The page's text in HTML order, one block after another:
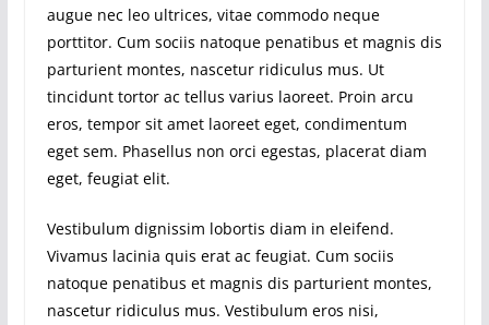
augue nec leo ultrices, vitae commodo neque
porttitor. Cum sociis natoque penatibus et magnis dis
parturient montes, nascetur ridiculus mus. Ut
tincidunt tortor ac tellus varius laoreet. Proin arcu
eros, tempor sit amet laoreet eget, condimentum
eget sem. Phasellus non orci egestas, placerat diam
eget, feugiat elit.
Vestibulum dignissim lobortis diam in eleifend.
Vivamus lacinia quis erat ac feugiat. Cum sociis
natoque penatibus et magnis dis parturient montes,
nascetur ridiculus mus. Vestibulum eros nisi,